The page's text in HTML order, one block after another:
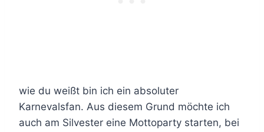
wie du weißt bin ich ein absoluter
Karnevalsfan. Aus diesem Grund möchte ich
auch am Silvester eine Mottoparty starten, bei